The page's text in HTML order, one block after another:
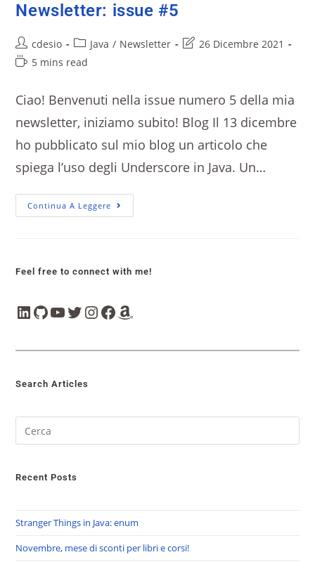
Newsletter: issue #5
cdesio Java / Newsletter
26 Dicembre 2021
5 mins read
Ciao! Benvenuti nella issue numero 5 della mia
newsletter, iniziamo subito! Blog Il 13 dicembre
ho pubblicato sul mio blog un articolo che
spiega l’uso degli Underscore in Java. Un…
Continua A Leggere
Feel free to connect with me!
Search Articles
Recent Posts
Stranger Things in Java: enum
Novembre, mese di sconti per libri e corsi!